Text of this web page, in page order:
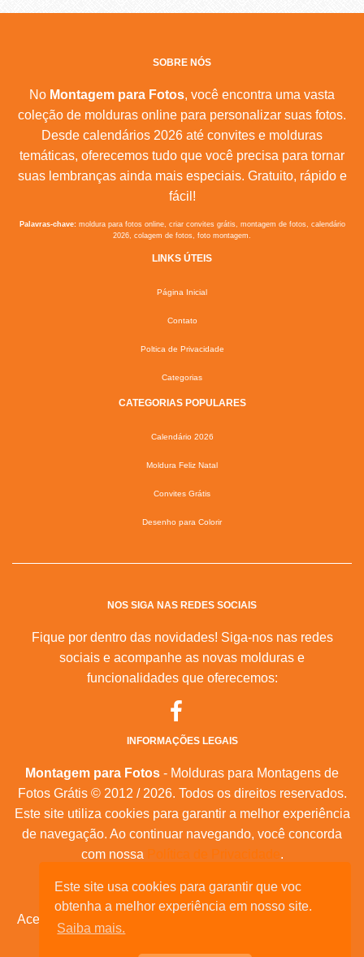
Este site usa cookies para garantir que voc
obtenha a melhor experiência em nosso site.
Saiba mais.
SOBRE NÓS
No Montagem para Fotos, você encontra uma vasta
coleção de molduras online para personalizar suas fotos.
Desde calendários 2026 até convites e molduras
temáticas, oferecemos tudo que você precisa para tornar
suas lembranças ainda mais especiais. Gratuito, rápido e
fácil!
Palavras-chave:moldura para fotos online, criar convites grátis, montagem de fotos, calendário
2026, colagem de fotos, foto montagem.
LINKS ÚTEIS
Página Inicial
Contato
Poltica de Privacidade
Categorias
CATEGORIAS POPULARES
Calendário 2026
Moldura Feliz Natal
Convites Grátis
Desenho para Colorir
NOS SIGA NAS REDES SOCIAIS
Fique por dentro das novidades! Siga-nos nas redes
sociais e acompanhe as novas molduras e
funcionalidades que oferecemos:
INFORMAÇÕES LEGAIS
Montagem para Fotos - Molduras para Montagens de
Fotos Grátis © 2012 / 2026. Todos os direitos reservados.
Este site utiliza cookies para garantir a melhor experiência
de navegação. Ao continuar navegando, você concorda
com nossa Política de Privacidade.
Mapa do Site |Feeds RSS |Sobre Nós
Acesse nossas molduras para: